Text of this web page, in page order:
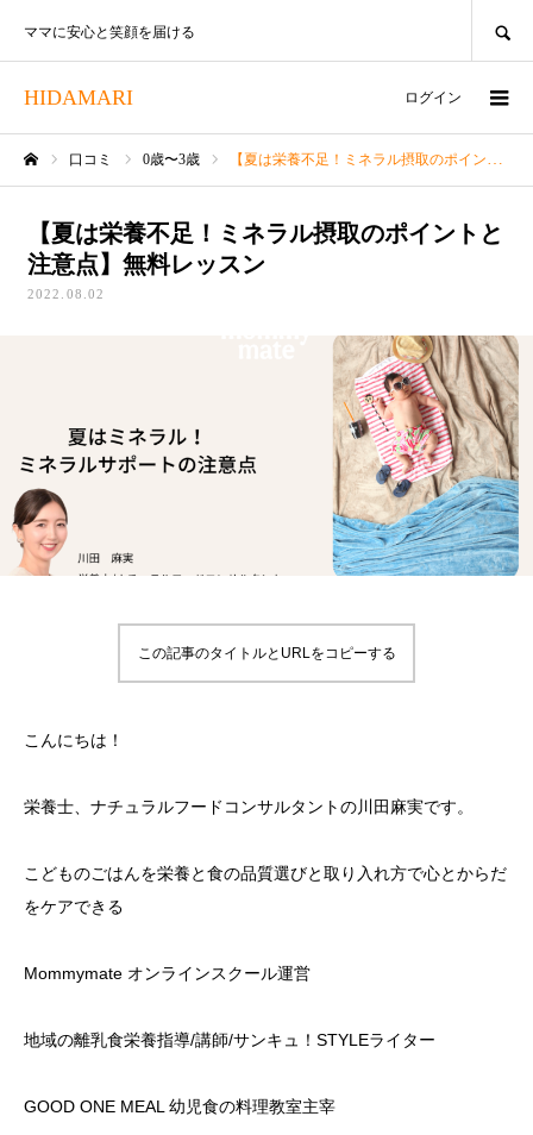
HIDAMARI
ママに安心と笑顔を届ける
ログイン
口コミ 0歳〜3歳 【夏は栄養不足！ミネラル摂取のポイントと注意点】無料レッスン
【夏は栄養不足！ミネラル摂取のポイントと
注意点】無料レッスン
2022.08.02
この記事のタイトルとURLをコピーする
こんにちは！
栄養士、ナチュラルフードコンサルタントの川田麻実です。
こどものごはんを栄養と食の品質選びと取り入れ方で心とからだ
をケアできる
Mommymate オンラインスクール運営
地域の離乳食栄養指導/講師/サンキュ！STYLEライター
GOOD ONE MEAL 幼児食の料理教室主宰